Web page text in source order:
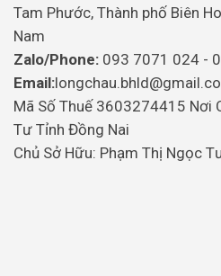
Tam Phước, Thành phố Biên
Nam
Zalo/Phone: 093 7071 024 -
Email:
Mã Số Thuế 3603274415 Nơi
Tư Tỉnh Đồng Nai
Chủ Sở Hữu: Phạm Thị Ngọc